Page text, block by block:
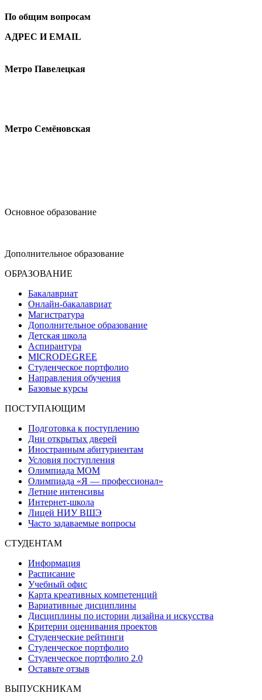
По общим вопросам
АДРЕС И EMAIL
Метро Павелецкая
Метро Семёновская
Основное образование
Дополнительное образование
ОБРАЗОВАНИЕ
Бакалавриат
Онлайн-бакалавриат
Магистратура
Дополнительное образование
Детская школа
Аспирантура
MICRODEGREE
Студенческое портфолио
Направления обучения
Базовые курсы
ПОСТУПАЮЩИМ
Подготовка к поступлению
Дни открытых дверей
Иностранным абитуриентам
Условия поступления
Олимпиада МОМ
Олимпиада «Я — профессионал»
Летние интенсивы
Интернет-школа
Лицей НИУ ВШЭ
Часто задаваемые вопросы
СТУДЕНТАМ
Информация
Расписание
Учебный офис
Карта креативных компетенций
Вариативные дисциплины
Дисциплины по истории дизайна и искусства
Критерии оценивания проектов
Студенческие рейтинги
Студенческое портфолио
Студенческое портфолио 2.0
Оставьте отзыв
ВЫПУСКНИКАМ